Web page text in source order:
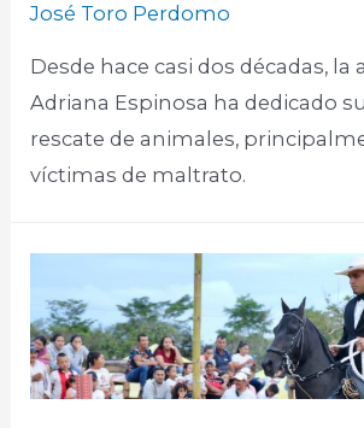
José Toro Perdomo
Desde hace casi dos décadas, la
Adriana Espinosa ha dedicado
rescate de animales,
víctimas de maltrato.